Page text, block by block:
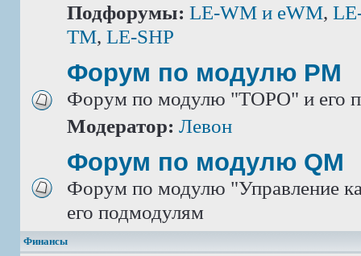
Подфорумы: LE-WM и eWM,
TM, LE-SHP
Форум по модулю РМ
Форум по модулю "ТОРО" и его
Модератор: Левон
Форум по модулю QM
Форум по модулю "Управление
его подмодулям
Финансы